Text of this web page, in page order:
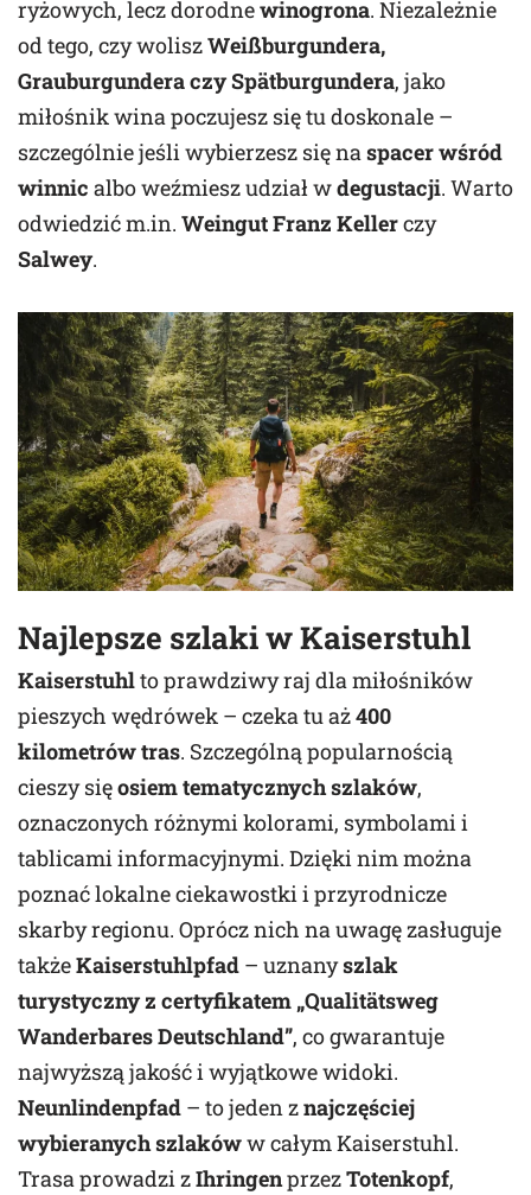
ryżowych, lecz dorodnewinogrona. Niezależnie
od tego, czy woliszWeißburgundera,
Grauburgundera czy Spätburgundera, jako
miłośnik wina poczujesz się tu doskonale –
szczególnie jeśli wybierzesz się naspacer wśród
winnic albo weźmiesz udział wdegustacji. Warto
odwiedzić m.in. Weingut Franz Kellerczy
Salwey.
Najlepsze szlaki w Kaiserstuhl
Kaiserstuhlto prawdziwy raj dla miłośników
pieszych wędrówek – czeka tu aż400
kilometrów tras. Szczególną popularnością
cieszy sięosiem tematycznych szlaków,
oznaczonych różnymi kolorami, symbolami i
tablicami informacyjnymi. Dzięki nim można
poznać lokalne ciekawostki i przyrodnicze
skarby regionu. Oprócz nich na uwagę zasługuje
takżeKaiserstuhlpfad – uznanyszlak
turystyczny z certyfikatem „Qualitätsweg
Wanderbares Deutschland”, co gwarantuje
najwyższą jakość i wyjątkowe widoki.
Neunlindenpfad – to jeden znajczęściej
wybieranych szlakóww całym Kaiserstuhl.
Trasa prowadzi zIhringenprzezTotenkopf,